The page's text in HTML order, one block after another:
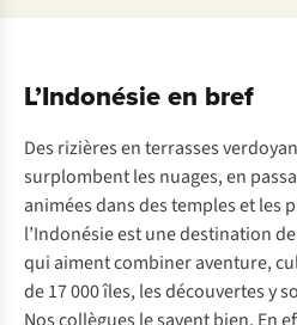
L’Indonésie en bref
Des rizières en terrasses
surplombent les nuages, en
animées dans des temples et les
l’Indonésie est une destination
qui aiment combiner aventure,
de 17 000 îles, les découvertes y